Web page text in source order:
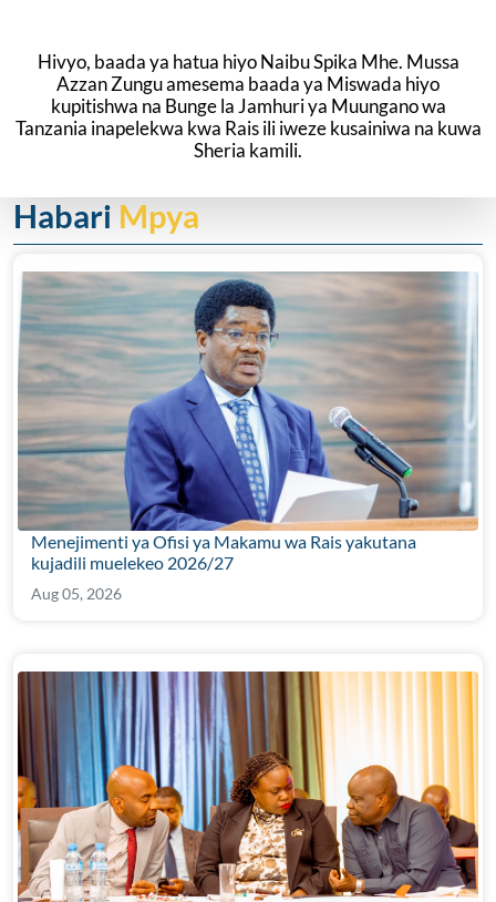
Hivyo, baada ya hatua hiyo Naibu Spika Mhe. Mussa
Azzan Zungu amesema baada ya Miswada hiyo
kupitishwa na Bunge la Jamhuri ya Muungano wa
Tanzania inapelekwa kwa Rais ili iweze kusainiwa na kuwa
Sheria kamili.
Habari Mpya
Menejimenti ya Ofisi ya Makamu wa Rais yakutana
kujadili muelekeo 2026/27
Aug 05, 2026